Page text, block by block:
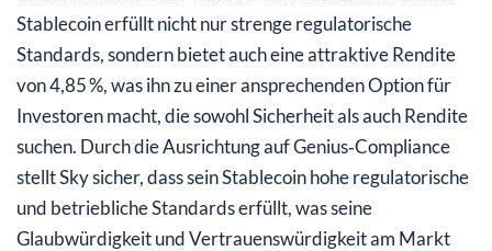
Stablecoin erfüllt nicht nur strenge regulatorische
Standards, sondern bietet auch eine attraktive Rendite
von 4,85 %, was ihn zu einer ansprechenden Option für
Investoren macht, die sowohl Sicherheit als auch Rendite
suchen. Durch die Ausrichtung auf Genius‑Compliance
stellt Sky sicher, dass sein Stablecoin hohe regulatorische
und betriebliche Standards erfüllt, was seine
Glaubwürdigkeit und Vertrauenswürdigkeit am Markt